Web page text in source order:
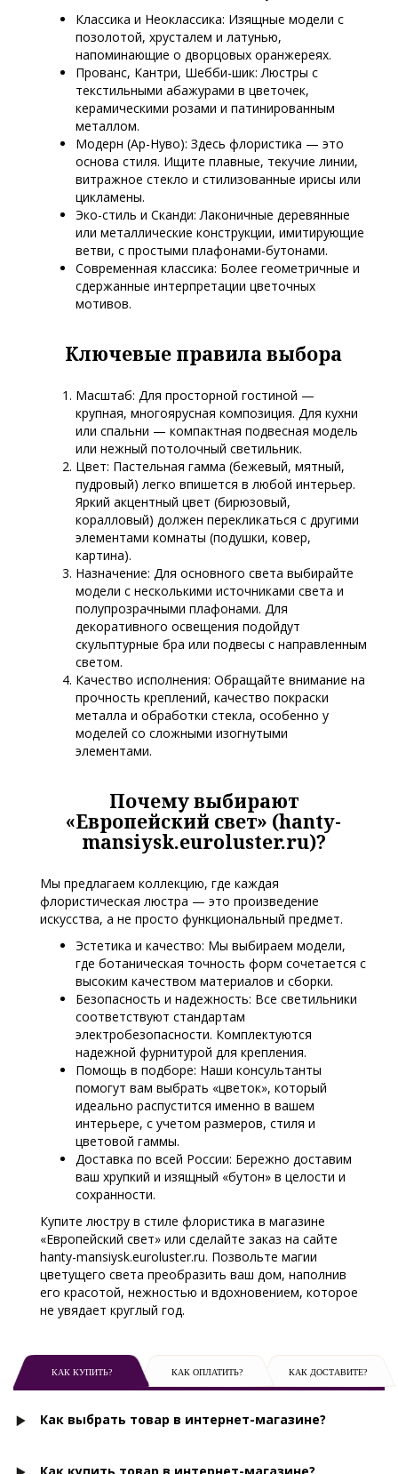
Классика и Неоклассика: Изящные модели с
позолотой, хрусталем и латунью,
напоминающие о дворцовых оранжереях.
Прованс, Кантри, Шебби-шик: Люстры с
текстильными абажурами в цветочек,
керамическими розами и патинированным
металлом.
Модерн (Ар-Нуво): Здесь флористика — это
основа стиля. Ищите плавные, текучие линии,
витражное стекло и стилизованные ирисы или
цикламены.
Эко-стиль и Сканди: Лаконичные деревянные
или металлические конструкции, имитирующие
ветви, с простыми плафонами-бутонами.
Современная классика: Более геометричные и
сдержанные интерпретации цветочных
мотивов.
Ключевые правила выбора
Масштаб: Для просторной гостиной —
крупная, многоярусная композиция. Для кухни
или спальни — компактная подвесная модель
или нежный потолочный светильник.
Цвет: Пастельная гамма (бежевый, мятный,
пудровый) легко впишется в любой интерьер.
Яркий акцентный цвет (бирюзовый,
коралловый) должен перекликаться с другими
элементами комнаты (подушки, ковер,
картина).
Назначение: Для основного света выбирайте
модели с несколькими источниками света и
полупрозрачными плафонами. Для
декоративного освещения подойдут
скульптурные бра или подвесы с направленным
светом.
Качество исполнения: Обращайте внимание на
прочность креплений, качество покраски
металла и обработки стекла, особенно у
моделей со сложными изогнутыми
элементами.
Почему выбирают
«Европейский свет» (hanty-
mansiysk.euroluster.ru)?
Мы предлагаем коллекцию, где каждая
флористическая люстра — это произведение
искусства, а не просто функциональный предмет.
Эстетика и качество: Мы выбираем модели,
где ботаническая точность форм сочетается с
высоким качеством материалов и сборки.
Безопасность и надежность: Все светильники
соответствуют стандартам
электробезопасности. Комплектуются
надежной фурнитурой для крепления.
Помощь в подборе: Наши консультанты
помогут вам выбрать «цветок», который
идеально распустится именно в вашем
интерьере, с учетом размеров, стиля и
цветовой гаммы.
Доставка по всей России: Бережно доставим
ваш хрупкий и изящный «бутон» в целости и
сохранности.
Купите люстру в стиле флористика в магазине
«Европейский свет» или сделайте заказ на сайте
hanty-mansiysk.euroluster.ru. Позвольте магии
цветущего света преобразить ваш дом, наполнив
его красотой, нежностью и вдохновением, которое
не увядает круглый год.
КАК КУПИТЬ? КАК ОПЛАТИТЬ? КАК ДОСТАВИТЕ?
Как выбрать товар в интернет-магазине?